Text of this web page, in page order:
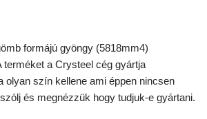
formájú gyöngy (5818mm4)
terméket a Crysteel cég gyártja
olyan szín kellene ami éppen nincsen
és megnézzük hogy tudjuk-e gyártani.